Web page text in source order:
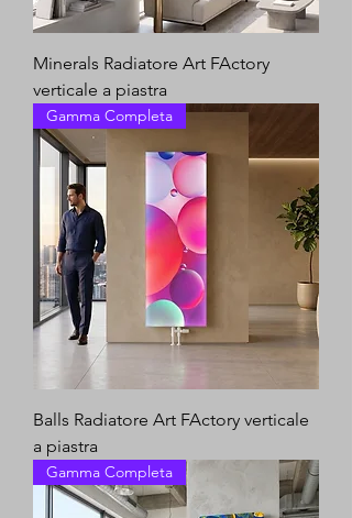
Minerals Radiatore Art FActory
verticale a piastra
Gamma Completa
Balls Radiatore Art FActory verticale
a piastra
Gamma Completa